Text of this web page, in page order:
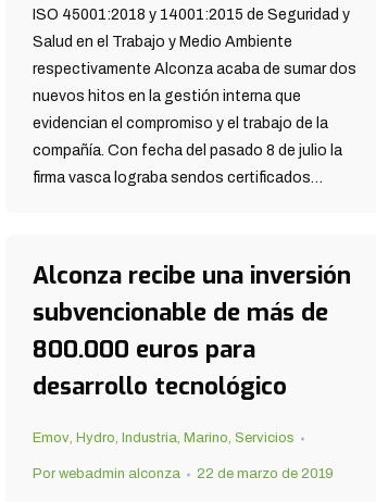
ISO 45001:2018 y 14001:2015 de Seguridad y
Salud en el Trabajo y Medio Ambiente
respectivamente Alconza acaba de sumar dos
nuevos hitos en la gestión interna que
evidencian el compromiso y el trabajo de la
compañía. Con fecha del pasado 8 de julio la
firma vasca lograba sendos certificados…
Alconza recibe una inversión
subvencionable de más de
800.000 euros para
desarrollo tecnológico
Emov, Hydro, Industria, Marino, Servicios
Por webadmin alconza 22 de marzo de 2019